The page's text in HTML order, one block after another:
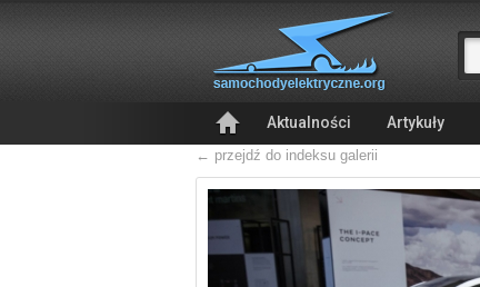
Aktualności Artykuły
← przejdź do indeksu galerii